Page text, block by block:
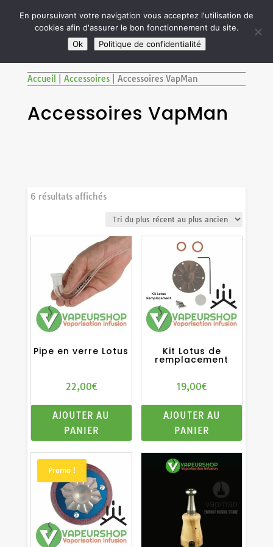

SITE RÉSERVÉ AUX ADULTES DE PLUS DE 18 ANS
Accueil Accessoires| Accessoires VapMan
Accessoires VapMan
6 résultats affichésTrié
plus
récent
au
plus
ancien
Pipe en verre Lotus
22,00€
AJOUTER AU
PANIER
Kit Lotus de
remplacement
19,00€
AJOUTER AU
PANIER
Promo !
En poursuivant votre navigation vous acceptez l'utilisation de
cookies afin d'assurer le bon fonctionnement du site.
Ok
Politique de confidentialité